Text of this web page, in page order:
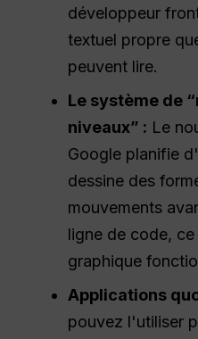
développeur
textuel propre
peuvent lire.
Le système de
niveaux” : Le
Google planifie
dessine des
mouvements
ligne de code,
graphique
Applications
pouvez l'utiliser